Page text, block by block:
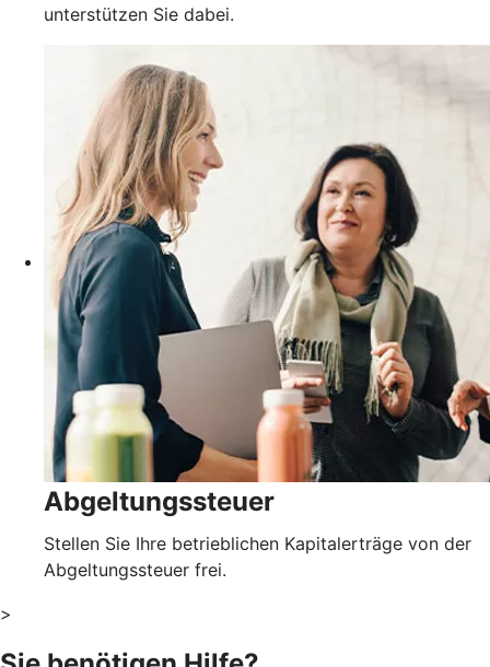
unterstützen Sie dabei.
Abgeltungssteuer
Stellen Sie Ihre betrieblichen Kapitalerträge von der
Abgeltungssteuer frei.
>